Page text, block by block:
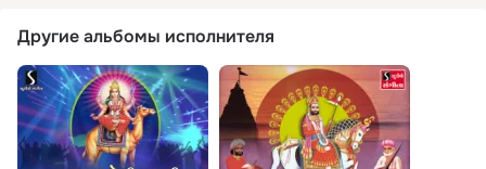
Другие альбомы исполнителя